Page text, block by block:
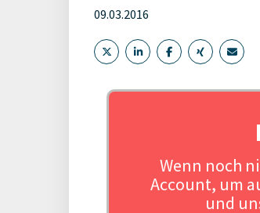
09.03.2016
Wenn noch
Account, um
und